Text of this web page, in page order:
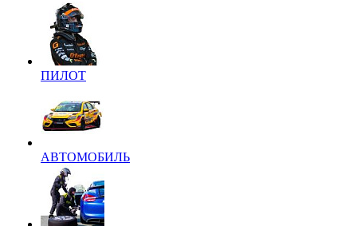
ПИЛОТ
АВТОМОБИЛЬ